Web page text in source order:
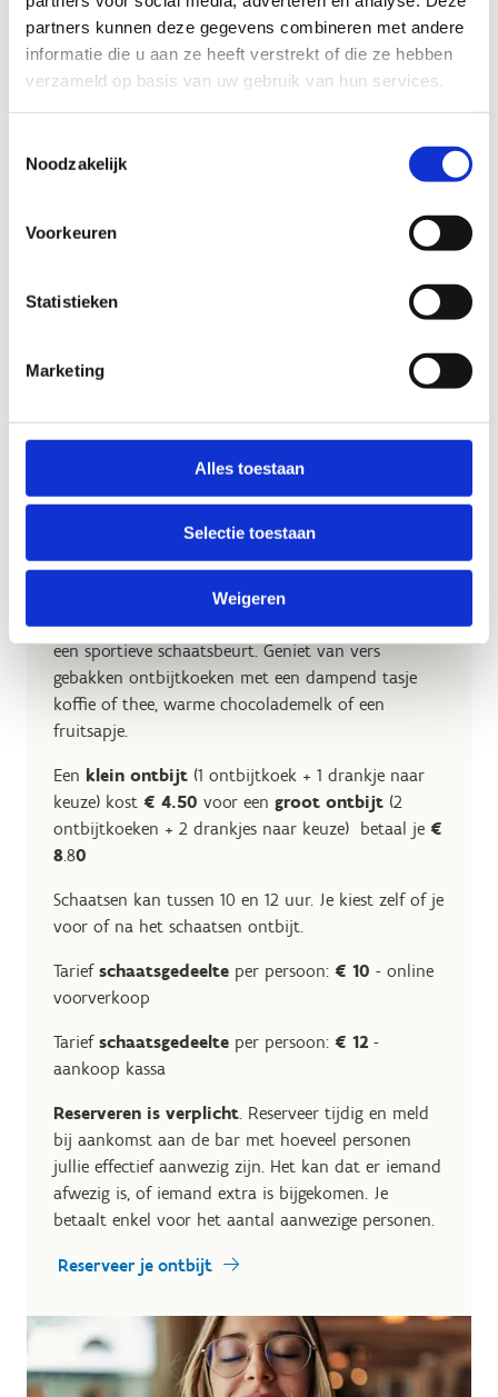
partners kunnen deze gegevens combineren met andere
informatie die u aan ze heeft verstrekt of die ze hebben
verzameld op basis van uw gebruik van hun services.
Noodzakelijk
Voorkeuren
Statistieken
Marketing
Alles toestaan
Selectie toestaan
Weigeren
vrijdagavond zijn jarige tieners welkom. Je hebt
keuze uit verschillende formules. Je moet wel
vooraf reserverenen je mag geen eigen drank of
vrijdagavond (tienerfeestje)
verjaardagsfeestje
Ontbijtschaatsen
Niets leuker dan je zondagochtend te starten met
een heerlijk ontbijt in onze cafetaria gevolgd door
een sportieve schaatsbeurt. Geniet van vers
gebakken ontbijtkoeken met een dampend tasje
koffie of thee, warme chocolademelk of een
fruitsapje.
Een klein ontbijt (1 ontbijtkoek + 1 drankje naar
keuze) kost € 4.50 voor een groot ontbijt (2
ontbijtkoeken + 2 drankjes naar keuze) betaal je €
8.80
Schaatsen kan tussen 10 en 12 uur. Je kiest zelf of je
voor of na het schaatsen ontbijt.
Tarief schaatsgedeelte per persoon: € 10 - online
voorverkoop
Tarief schaatsgedeelte per persoon: € 12 -
aankoop kassa
Reserveren is verplicht. Reserveer tijdig en meld
bij aankomst aan de bar met hoeveel personen
jullie effectief aanwezig zijn. Het kan dat er iemand
afwezig is, of iemand extra is bijgekomen. Je
betaalt enkel voor het aantal aanwezige personen.
Reserveer je ontbijt